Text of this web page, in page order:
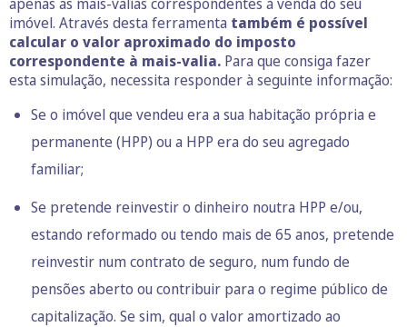
imóvel. Através desta ferramenta também é possível
calcular o valor aproximado do imposto
correspondente à mais-valia. Para que consiga fazer
esta simulação, necessita responder à seguinte informação:
Se o imóvel que vendeu era a sua habitação própria e
permanente (HPP) ou a HPP era do seu agregado
familiar;
Se pretende reinvestir o dinheiro noutra HPP e/ou,
estando reformado ou tendo mais de 65 anos, pretende
reinvestir num contrato de seguro, num fundo de
pensões aberto ou contribuir para o regime público de
capitalização. Se sim, qual o valoramortizado ao